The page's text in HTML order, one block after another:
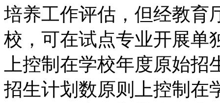
培养工作评估，但经教育
校，可在试点专业开展单
上控制在学校年度原始
招生计划数原则上控制在